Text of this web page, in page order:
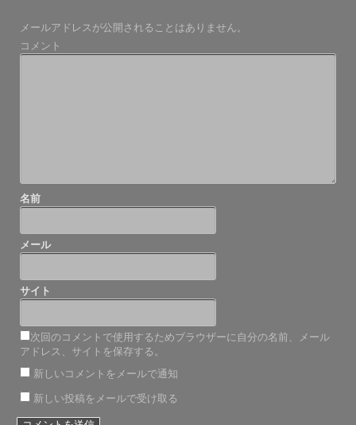
ゲ
ー
メールアドレスが公開されることはありません。
コメント
名前
メール
サイト
次回のコメントで使用するためブラウザーに自分の名前、メール
アドレス、サイトを保存する。
新しいコメントをメールで通知
新しい投稿をメールで受け取る